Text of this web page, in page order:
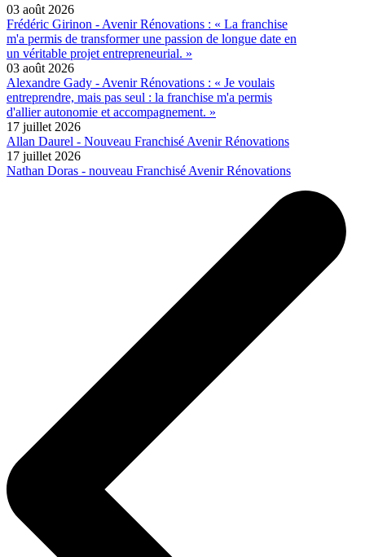
03 août 2026
Frédéric Girinon - Avenir Rénovations : « La franchise
m'a permis de transformer une passion de longue date en
un véritable projet entrepreneurial. »
03 août 2026
Alexandre Gady - Avenir Rénovations : « Je voulais
entreprendre, mais pas seul : la franchise m'a permis
d'allier autonomie et accompagnement. »
17 juillet 2026
Allan Daurel - Nouveau Franchisé Avenir Rénovations
17 juillet 2026
Nathan Doras - nouveau Franchisé Avenir Rénovations